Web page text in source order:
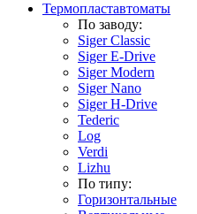
Термопластавтоматы
По заводу:
Siger Classic
Siger E-Drive
Siger Modern
Siger Nano
Siger H-Drive
Tederic
Log
Verdi
Lizhu
По типу:
Горизонтальные